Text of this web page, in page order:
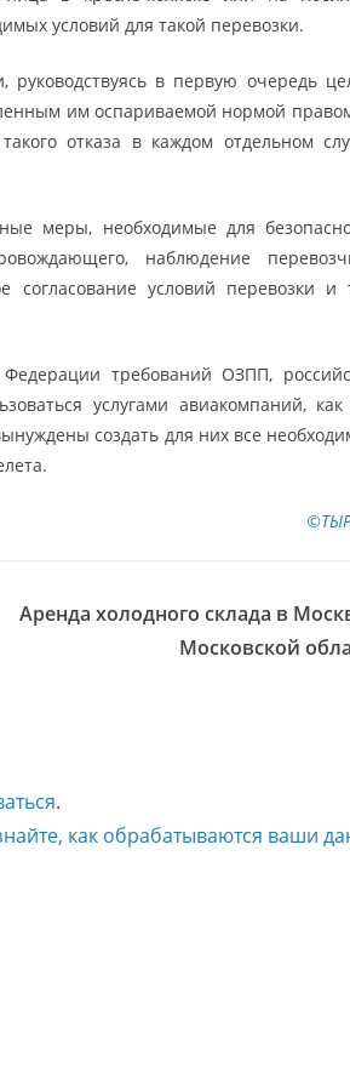
условий для такой перевозки.
руководствуясь в первую очередь
им оспариваемой нормой
отказа в каждом отдельном
меры, необходимые для
наблюдение
согласование условий перевозки и
требований ОЗПП,
услугами авиакомпаний, как
создать для них все
Аренда холодного склада в
Московской
.
как обрабатываются ваши